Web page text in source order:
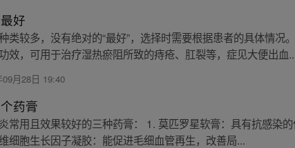
好
类较多，没有绝对的“最好”，选择时需要根据患者的具体情
效，可用于治疗湿热瘀阻所致的痔疮、肛裂等，症见大便出血
09月28日 19:40
药膏
常用且效果较好的三种药膏： 1. 莫匹罗星软膏：具有抗感染
细胞生长因子凝胶：能促进毛细血管再生，改善局...